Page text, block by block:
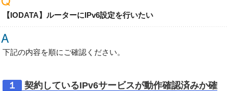
【IODATA】ルーターにIPv6設定を行いたい
下記の内容を順にご確認ください。
１
契約しているIPv6サービスが動作確認済みか確